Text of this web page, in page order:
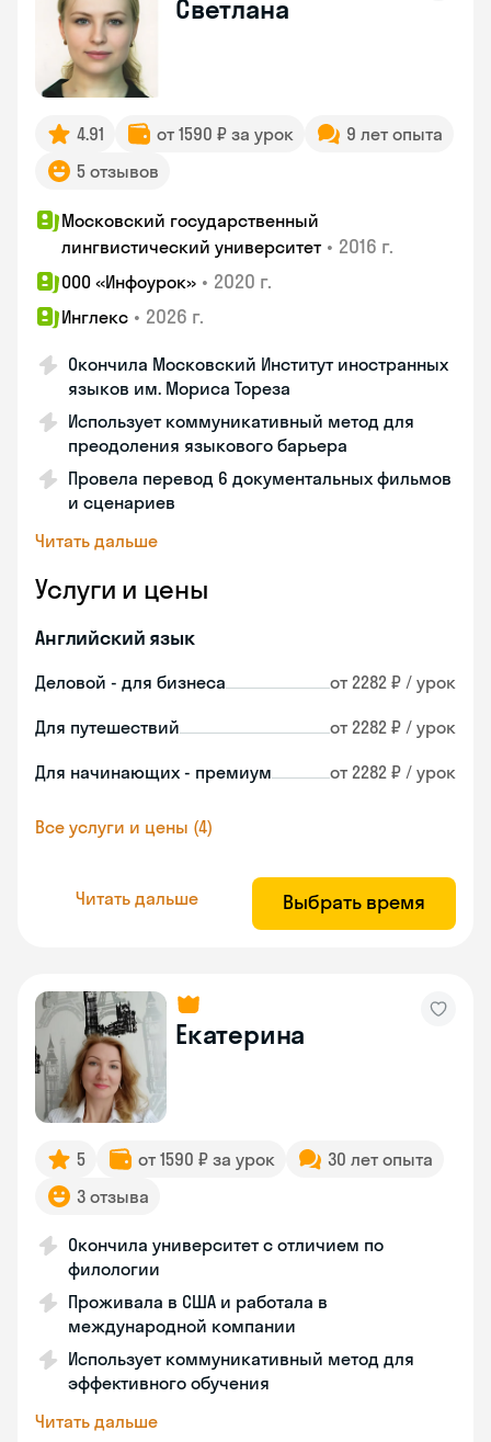
Светлана
4.91 от 1590 ₽ за урок
9 лет опыта
5 отзывов
Московский государственный
лингвистический университет • 2016 г.
ООО «Инфоурок» • 2020 г.
Инглекс • 2026 г.
Окончила Московский Институт иностранных
языков им. Мориса Тореза
Использует коммуникативный метод для
преодоления языкового барьера
Провела перевод 6 документальных фильмов
и сценариев
Читать дальше
Услуги и цены
Английский язык
Деловой - для бизнеса от 2282 ₽ / урок
Для путешествий от 2282 ₽ / урок
Для начинающих - премиум от 2282 ₽ / урок
Все услуги и цены (4)
Читать дальше Выбрать время
Екатерина
5 от 1590 ₽ за урок
30 лет опыта
3 отзыва
Окончила университет с отличием по
филологии
Проживала в США и работала в
международной компании
Использует коммуникативный метод для
эффективного обучения
Читать дальше